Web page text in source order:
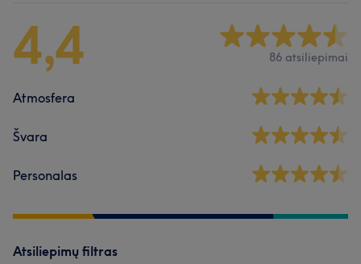
4,4 86 atsiliepimai
Atmosfera
Švara
Personalas
Atsiliepimų filtras